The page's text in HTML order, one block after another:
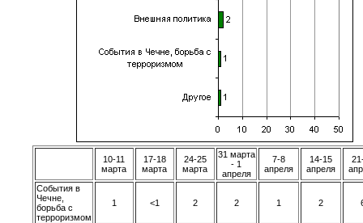
10-11
марта
17-18
марта
24-25
марта
31 марта
- 1
апреля
7-8
апреля
14-15
апреля
События в
Чечне,
борьба с
терроризмом
1 <1 2 2 1 2